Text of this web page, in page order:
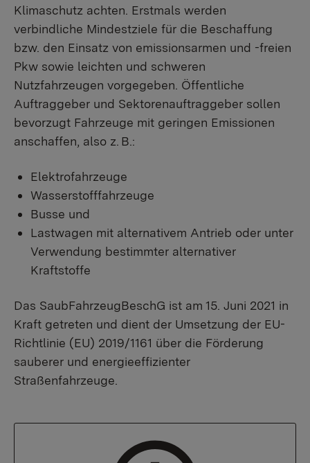
Klimaschutz achten. Erstmals werden
verbindliche Mindestziele für die Beschaffung
bzw. den Einsatz von emissionsarmen und -freien
Pkw sowie leichten und schweren
Nutzfahrzeugen vorgegeben. Öffentliche
Auftraggeber und Sektorenauftraggeber sollen
bevorzugt Fahrzeuge mit geringen Emissionen
anschaffen, also z. B.:
Elektrofahrzeuge
Wasserstofffahrzeuge
Busse und
Lastwagen mit alternativem Antrieb oder unter
Verwendung bestimmter alternativer
Kraftstoffe
Das SaubFahrzeugBeschG ist am 15. Juni 2021 in
Kraft getreten und dient der Umsetzung der EU-
Richtlinie (EU) 2019/1161 über die Förderung
sauberer und energieeffizienter
Straßenfahrzeuge.